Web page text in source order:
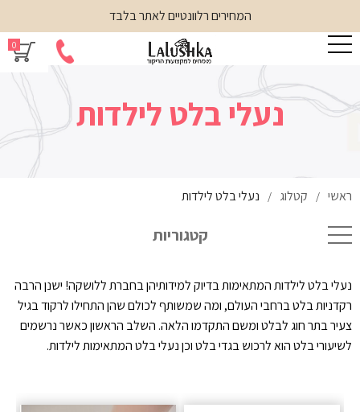
המחירים רלוונטיים לאתר בלבד
0
נעלי בלט לילדות
ראשי / קטלוג / נעלי בלט לילדות
קטגוריות
נעלי בלט לילדות המתאימות בדיוק למידותיהן בחברת ללושקה! ישנן הרבה
רקדניות בלט ברחבי העולם, ומה שמשותף לכולם שהן התחילו לרקוד בגיל
צעיר בתר חוג לבלט ומשם התקדמו הלאה. השלב הראשון כאשר נרשמים
לשיעורי בלט הוא לרכוש בגדי בלט וכן נעלי בלט המתאימות לילדות.